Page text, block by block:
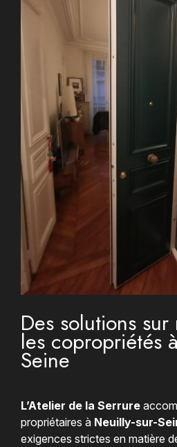
Des solutions
les copropriétés
Seine
L’Atelier de la Serrure
propriétaires à Neuilly-sur-
exigences strictes en matière